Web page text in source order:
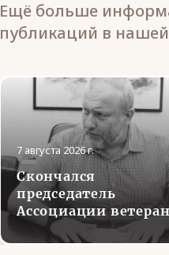
Ещё больше
публикаций в
7 августа 2026 г.
Скончался
председатель
Ассоциации
СВО Тульской
Николай Глаголев